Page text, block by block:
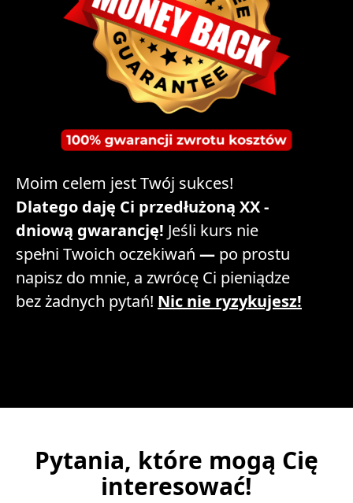
Moim celem jest Twój sukces!
Dlatego daję Ci przedłużoną XX -
dniową gwarancję! Jeśli kurs nie
spełni Twoich oczekiwań — po prostu
napisz do mnie, a zwrócę Ci pieniądze
bez żadnych pytań! Nic nie ryzykujesz!
Pytania, które mogą Cię
interesować!